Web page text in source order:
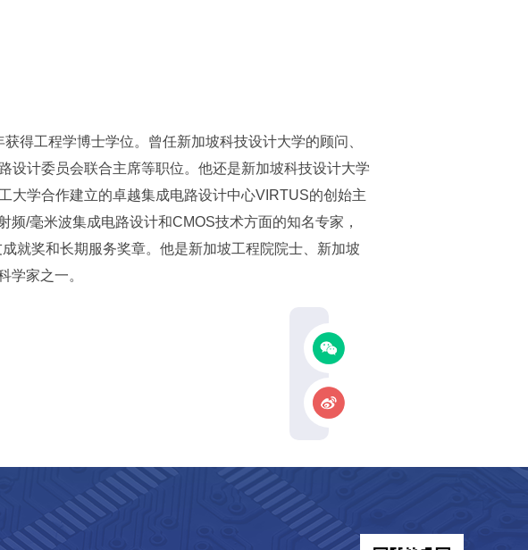
得工程学博士学位。曾任新加坡科技设计大学的顾问、
设计委员会联合主席等职位。他还是新加坡科技设计大学
大学合作建立的卓越集成电路设计中心VIRTUS的创始主
/毫米波集成电路设计和CMOS技术方面的知名专家，
就奖和长期服务奖章。他是新加坡工程院院士、新加坡
学家之一。